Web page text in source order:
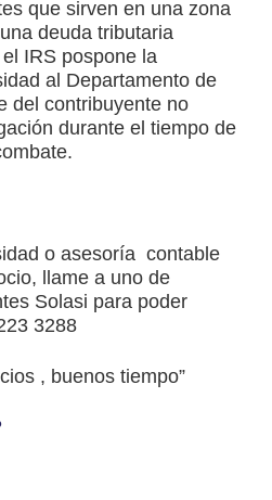
que sirven en una zona
deuda tributaria
IRS pospone la
al Departamento de
del contribuyente no
durante el tiempo de
o asesoría contable
llame a uno de
Solasi para poder
3288
, buenos tiempo”